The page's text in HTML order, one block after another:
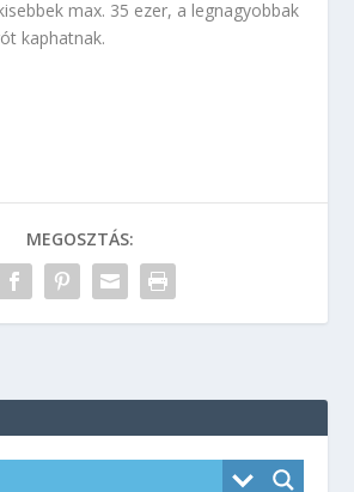
max. 35 ezer, a legnagyobbak
kaphatnak.
MEGOSZTÁS: